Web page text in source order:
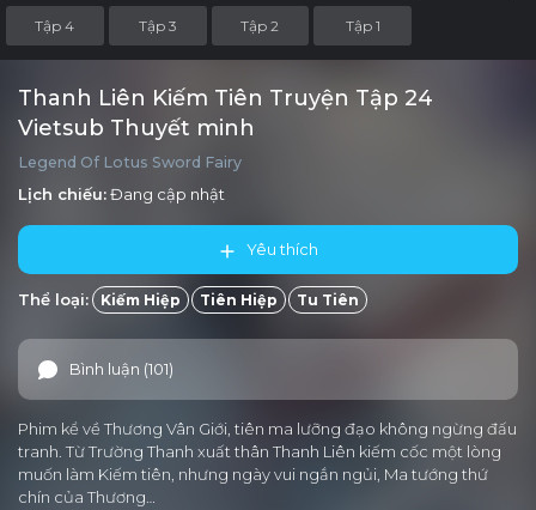
Tập 4 Tập 3 Tập 2 Tập 1
Thanh Liên Kiếm Tiên Truyện Tập 24
Vietsub Thuyết minh
Legend Of Lotus Sword Fairy
Lịch chiếu:Đang cập nhật
Yêu thích
Thể loại: Kiếm Hiệp Tiên Hiệp Tu Tiên
Bình luận (101)
Phim kể về Thương Vân Giới, tiên ma lưỡng đạo không ngừng đấu
tranh. Từ Trường Thanh xuất thân Thanh Liên kiếm cốc một lòng
muốn làm Kiếm tiên, nhưng ngày vui ngắn ngủi, Ma tướng thứ
chín của Thương…